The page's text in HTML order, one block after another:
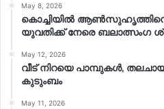
May 8, 2026
കൊച്ചിയിൽ ആൺസുഹൃത്തിനെ
യുവതിക്ക് നേരെ ബലാത്സംഗ​
May 12, 2026
വീട് നിറയെ പാമ്പുകൾ,
കുടുംബം
May 11, 2026